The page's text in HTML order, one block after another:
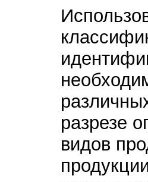
разрезе
видов